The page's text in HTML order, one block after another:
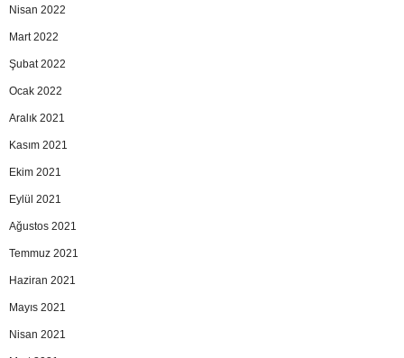
Nisan 2022
Mart 2022
Şubat 2022
Ocak 2022
Aralık 2021
Kasım 2021
Ekim 2021
Eylül 2021
Ağustos 2021
Temmuz 2021
Haziran 2021
Mayıs 2021
Nisan 2021